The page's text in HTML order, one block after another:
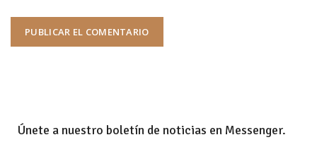
Únete a nuestro boletín de noticias en Messenger.